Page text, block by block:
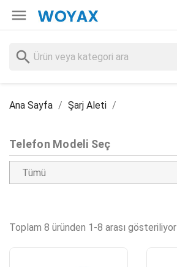

search
Ana Sayfa Şarj Aleti
Telefon Modeli Seç
Toplam 8 üründen 1-8 arası gösteriliyor